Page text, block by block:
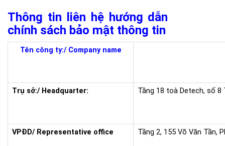
Thông tin liên hệ hướng dẫn
chính sách bảo mật thông tin
Tên công ty:/ Company name
Trụ sở:/ Headquarter: Tầng 18 toà Detech, số 8
VPĐD/ Representative office Tầng 2, 155 Võ Văn Tần,